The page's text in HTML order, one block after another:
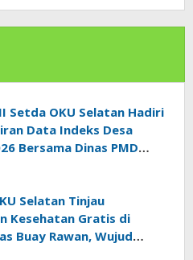
Setda OKU Selatan Hadiri
Data Indeks Desa
Bersama Dinas PMD
Selatan Tinjau
Kesehatan Gratis di
Buay Rawan, Wujud